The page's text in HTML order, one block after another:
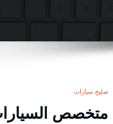
تصليح سيارات
متخصص